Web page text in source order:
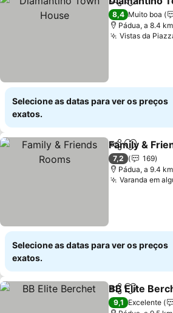
Partilhar
8,4 Muito boa
Pádua, a 8.4
Vistas da
Selecione as datas para ver os preços
exatos.
Partilhar
Family &
7,2
169
Pádua, a 9.4
Varanda em
Selecione as datas para ver os preços
exatos.
Partilhar
BB Elite
9,1 Excelente